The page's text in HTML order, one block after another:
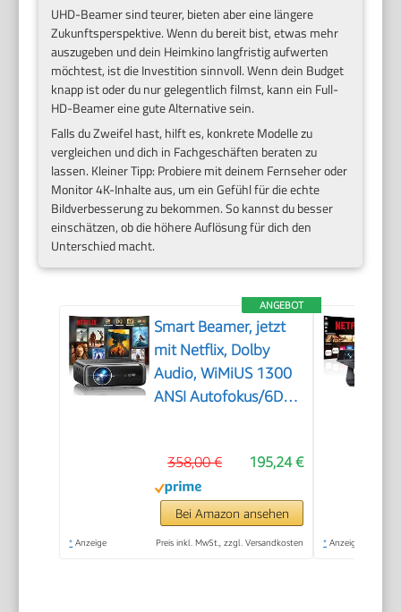
UHD-Beamer sind teurer, bieten aber eine längere
Zukunftsperspektive. Wenn du bereit bist, etwas mehr
auszugeben und dein Heimkino langfristig aufwerten
möchtest, ist die Investition sinnvoll. Wenn dein Budget
knapp ist oder du nur gelegentlich filmst, kann ein Full-
HD-Beamer eine gute Alternative sein.
Falls du Zweifel hast, hilft es, konkrete Modelle zu
vergleichen und dich in Fachgeschäften beraten zu
lassen. Kleiner Tipp: Probiere mit deinem Fernseher oder
Monitor 4K-Inhalte aus, um ein Gefühl für die echte
Bildverbesserung zu bekommen. So kannst du besser
einschätzen, ob die höhere Auflösung für dich den
Unterschied macht.
ANGEBOT
Smart Beamer, jetzt
mit Netflix, Dolby
Audio, WiMiUS 1300
ANSI Autofokus/6D
Unterstützt, WiFi
Bluetooth Full HD
1080P Outdoor
Deckenmontage
195,24 €
358,00 €
Bei Amazon ansehen
* Anzeige Preis inkl. MwSt., zzgl. Versandkosten * Anzeige